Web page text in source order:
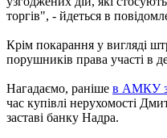
торгів", - йдеться в
Крім покарання у вигляді
порушників права участі в
Нагадаємо, раніше в АМКУ
час купівлі нерухомості
заставі банку Надра.